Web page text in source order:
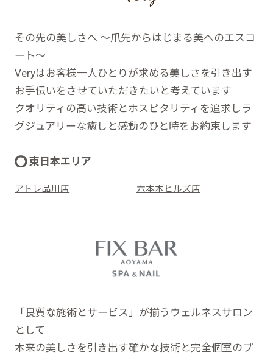
その先の美しさへ ～爪先からはじまる美へのエスコ
ート～
Veryはお客様一人ひとりが求める美しさを引き出す
お手伝いをさせていただきたいと考えています
クオリティの高い技術とホスピタリティを追求しラ
グジュアリーな癒しと感動のひと時をお約束します
東日本エリア
アトレ品川店 六本木ヒルズ店
「良質な施術とサービス」が揃うウェルネスサロン
として
本来の美しさを引き出す確かな技術と完全個室のプ